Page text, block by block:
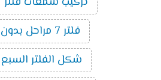
فلتر 7 مراحل بدون موتور
شكل الفلتر